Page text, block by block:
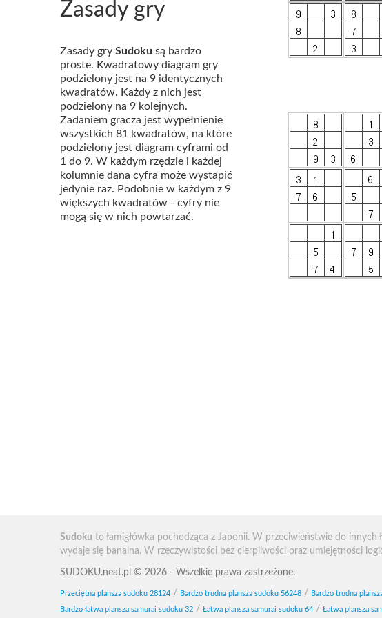
Zasady gry
Zasady gry Sudoku są bardzo
proste. Kwadratowy diagram gry
podzielony jest na 9 identycznych
kwadratów. Każdy z nich jest
podzielony na 9 kolejnych.
Zadaniem gracza jest wypełnienie
wszystkich 81 kwadratów, na które
podzielony jest diagram cyframi od
1 do 9. W każdym rzędzie i każdej
kolumnie dana cyfra może wystapić
jedynie raz. Podobnie w każdym z 9
większych kwadratów - cyfry nie
mogą się w nich powtarzać.
Sudoku to łamigłówka pochodząca z Japonii. W przeciwieństwie do
wydaje się banalna. W rzeczywistości bez cierpliwości oraz umiejętności
SUDOKU.neat.pl © 2026 - Wszelkie prawa zastrzeżone.
Przeciętna plansza sudoku 28124 / Bardzo trudna plansza sudoku 56248 / Bardzo trudna
Bardzo łatwa plansza samurai sudoku 32 / Łatwa plansza samurai sudoku 64 / Łatwa plansza